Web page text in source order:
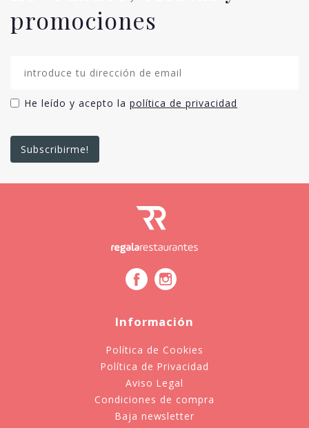
promociones
He leído y acepto la política de privacidad
Información
Política de Cookies
Política de Privacidad
Aviso Legal
Condiciones de compra
Baja newsletter